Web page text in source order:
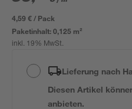
4,59 € / Pack
Paketinhalt:0,125 m²
inkl. 19% MwSt.
Lieferung nach
Diesen Artikel
anbieten.